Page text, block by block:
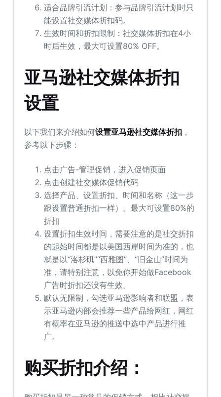
适合品牌引流计划：参与品牌引流计划时只
能设置社交媒体折扣码。
生效时间和折扣限制：社交媒体折扣在4小
时后生效，最大可设置80% OFF。
亚马逊社交媒体折扣
设置
以下我们来介绍如何设置亚马逊社交媒体折扣 ，
参考以下步骤：
点击广告-管理促销，进入促销页面
点击创建社交媒体促销代码
选择产品、设置折扣、时间和名称（这一步
跟设置普通折扣一样）。最大可设置80%的
折扣
设置折扣生效时间，需要注意的是社交折扣
的起始时间都是以美国西岸时间为准的，也
就是以“洛杉矶”“西雅图”、“旧金山”时间为
准，请特别注意，以免你开始做Facebook
广告时折扣还没有生效。
默认无限制，勾选亚马逊影响者和联盟，表
示亚马逊内部会推荐一些产品给网红，网红
有概率在亚马逊的推送中选中产品进行推
广。
购买折扣介绍：